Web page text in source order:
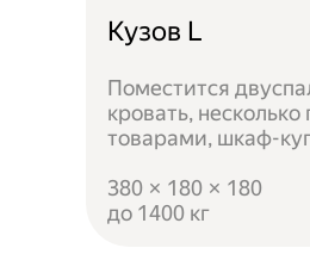
Кузов L
Поместится
кровать, несколько
товарами, шкаф-
380 × 180 × 180
до 1400 кг